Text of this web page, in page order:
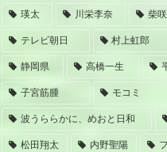
瑛太 川栄李奈 柴
テレビ朝日 村上虹郎
静岡県 高橋一生
子宮筋腫 モコミ
波うららかに、めおと日和
松田翔太 内野聖陽